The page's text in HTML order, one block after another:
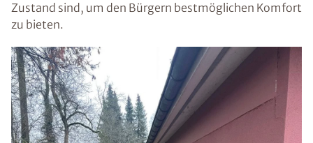
Zustand sind, um den Bürgern bestmöglichen Komfort
zu bieten.